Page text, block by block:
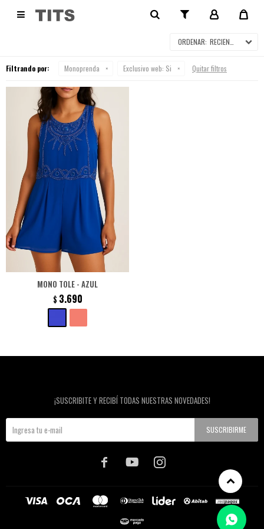
 MONOPRENDA
RECIENTES
Filtrando por: Monoprenda Exclusivo web: Si Quitar filtros
MONO TOLE - AZUL
$ 3.690
¡SUSCRIBITE Y RECIBÍ TODAS NUESTRAS NOVEDADES!
SUSCRIBIRME
  